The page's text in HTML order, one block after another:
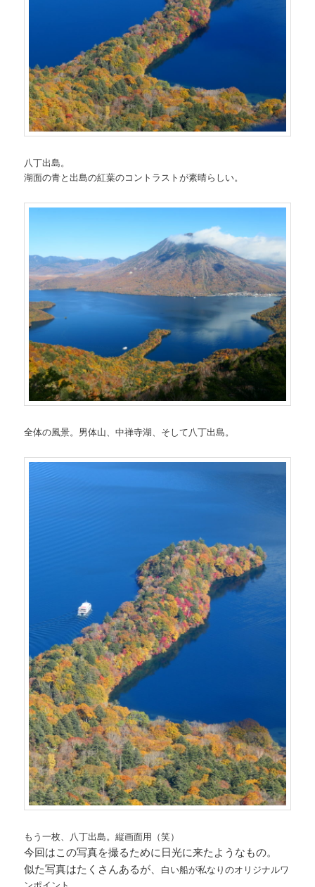
八丁出島。
湖面の青と出島の紅葉のコントラストが素晴らしい。
全体の風景。男体山、中禅寺湖、そして八丁出島。
もう一枚、八丁出島。縦画面用（笑）
今回はこの写真を撮るために日光に来たようなもの。
似た写真はたくさんあるが、
白い船が私なりのオリジナルワ